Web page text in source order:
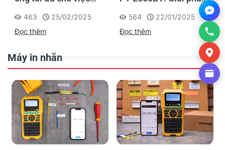
nhận diện cáp điện,
cáp mạng
463
25/02/2025
Đọc thêm
in nhãn cầm tay công
nghiệp của Brother
564
22/01/2025
Đọc thêm
Máy in nhãn